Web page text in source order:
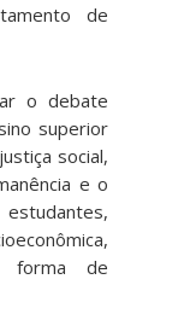
de
o debate
superior
social,
e o
forma de